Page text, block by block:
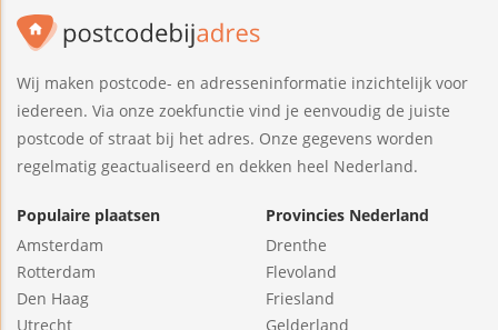
Wij maken postcode- en adresseninformatie inzichtelijk voor
iedereen. Via onze zoekfunctie vind je eenvoudig de juiste
postcode of straat bij het adres. Onze gegevens worden
regelmatig geactualiseerd en dekken heel Nederland.
Populaire plaatsen
Amsterdam
Rotterdam
Den Haag
Utrecht
Provincies Nederland
Drenthe
Flevoland
Friesland
Gelderland